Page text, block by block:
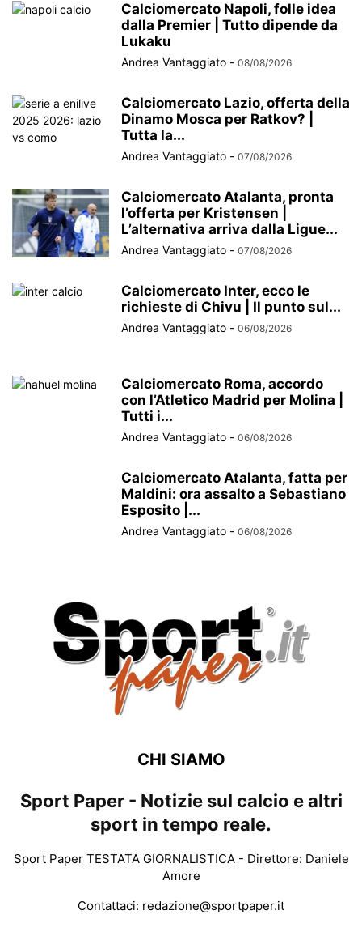
Calciomercato Napoli, folle idea
dalla Premier | Tutto dipende da
Lukaku
Andrea Vantaggiato - 08/08/2026
Calciomercato Lazio, offerta della
Dinamo Mosca per Ratkov? |
Tutta la...
Andrea Vantaggiato - 07/08/2026
Calciomercato Atalanta, pronta
l’offerta per Kristensen |
L’alternativa arriva dalla Ligue...
Andrea Vantaggiato - 07/08/2026
Calciomercato Inter, ecco le
richieste di Chivu | Il punto sul...
Andrea Vantaggiato - 06/08/2026
Calciomercato Roma, accordo
con l’Atletico Madrid per Molina |
Tutti i...
Andrea Vantaggiato - 06/08/2026
Calciomercato Atalanta, fatta per
Maldini: ora assalto a Sebastiano
Esposito |...
Andrea Vantaggiato - 06/08/2026
CHI SIAMO
Sport Paper - Notizie sul calcio e altri
sport in tempo reale.
Sport Paper TESTATA GIORNALISTICA - Direttore: Daniele
Amore
Contattaci: redazione@sportpaper.it